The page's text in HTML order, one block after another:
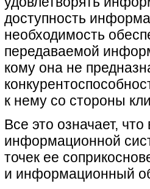
доступность
необходимость
передаваемой
кому она не
к нему со стороны
Все это означает,
информационной
точек ее
и информационный